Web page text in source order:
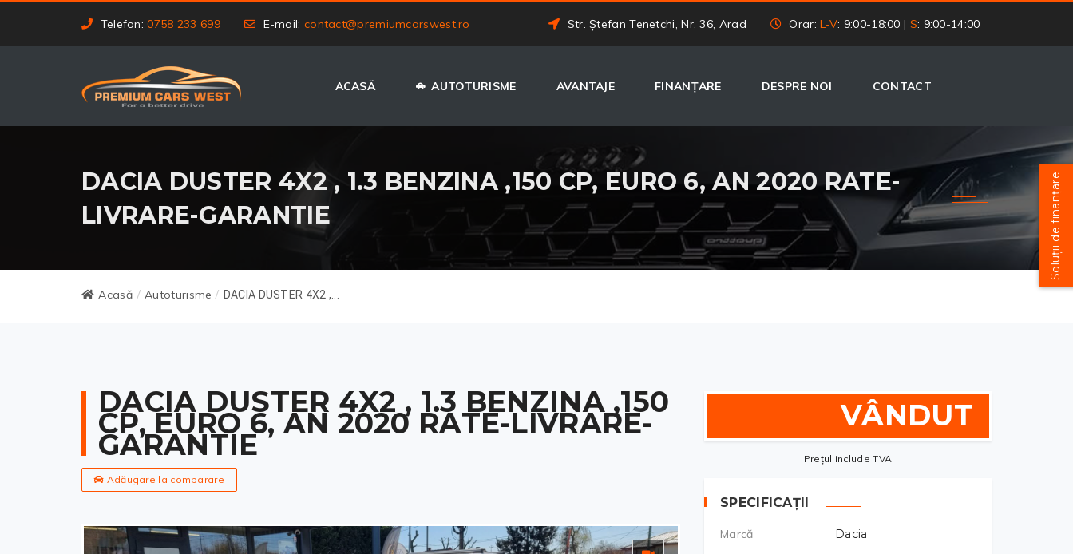
Telefon:0758 233 699 E-mail: contact@premiumcarswest.ro Str. Ștefan Tenetchi, Nr. 36, Arad Orar:L-V: 9:00-18:00 | S: 9:00-14:00
ACASĂ AUTOTURISME AVANTAJE FINANȚARE DESPRE NOI CONTACT
DACIA DUSTER 4X2 , 1.3 BENZINA ,150 CP, EURO 6, AN 2020 RATE-
LIVRARE-GARANTIE
Acasă / Autoturisme / DACIA DUSTER 4X2 ,...
DACIA DUSTER 4X2 , 1.3 BENZINA ,150
CP, EURO 6, AN 2020 RATE-LIVRARE-
GARANTIE
Adăugare la comparare
VÂNDUT
Prețul include TVA
SPECIFICAȚII
Marcă
Dacia
Soluții de finanțare